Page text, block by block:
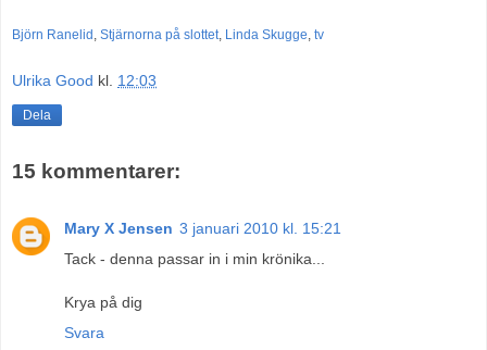
Björn Ranelid , Stjärnorna på slottet, Linda Skugge, tv
Ulrika Good kl. 12:03
Dela
15 kommentarer:
Mary X Jensen 3 januari 2010 kl. 15:21
Tack - denna passar in i min krönika...
Krya på dig
Svara